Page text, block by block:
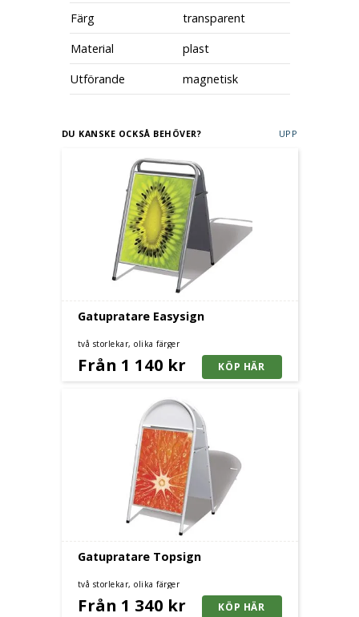
Färg
transparent
Material
plast
Utförande
magnetisk
DU KANSKE OCKSÅ BEHÖVER? UPP
Gatupratare Easysign
två storlekar, olika färger
Från 1 140 kr
Gatupratare Topsign
två storlekar, olika färger
Från 1 340 kr